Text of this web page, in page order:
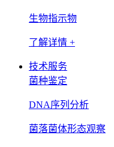
生物指示物
了解详情 +
技术服务
菌种鉴定
DNA序列分析
菌落菌体形态观察